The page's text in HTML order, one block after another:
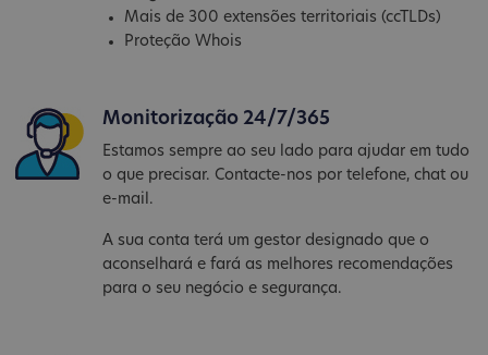
Mais de 300 extensões territoriais (ccTLDs)
Proteção Whois
Monitorização 24/7/365
Estamos sempre ao seu lado para ajudar em tudo
o que precisar. Contacte-nos por telefone, chat ou
e-mail.
A sua conta terá um gestor designado que o
aconselhará e fará as melhores recomendações
para o seu negócio e segurança.